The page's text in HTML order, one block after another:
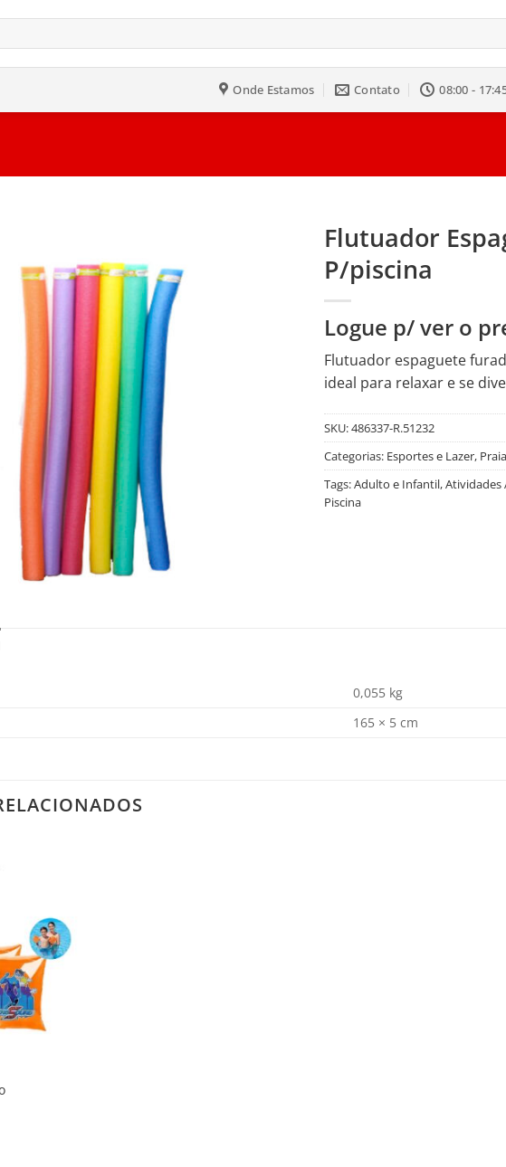
Onde Estamos Contato 08:00 -
Flutuador
P/piscina
Logue p/ ver o
Flutuador espaguete
ideal para relaxar e se
SKU:486337-R.51232
Categorias: Esportes e Lazer,
Tags:Adulto e Infantil,Atividades
Piscina
0,055 kg
165 × 5 cm